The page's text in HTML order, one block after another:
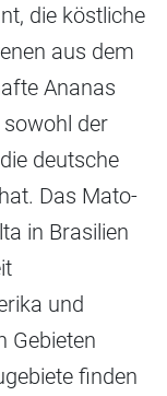
die köstliche
aus dem
Ananas
der
deutsche
Das Mato-
in Brasilien
und
Gebieten
finden